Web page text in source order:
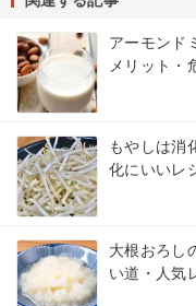
アーモンド
メリット・
もやしは消
化にいいレ
大根おろし
い道・人気